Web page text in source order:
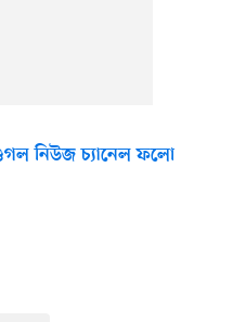
নিউজ চ্যানেল ফলো